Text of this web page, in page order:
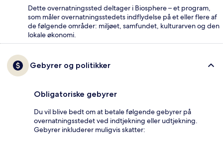
Dette overnatningssted deltager i Biosphere – et program,
som måler overnatningsstedets indflydelse på et eller flere af
de følgende områder: miljøet, samfundet, kulturarven og den
lokale økonomi.
Gebyrer og politikker
Obligatoriske gebyrer
Du vil blive bedt om at betale følgende gebyrer på
overnatningsstedet ved indtjekning eller udtjekning.
Gebyrer inkluderer muligvis skatter: